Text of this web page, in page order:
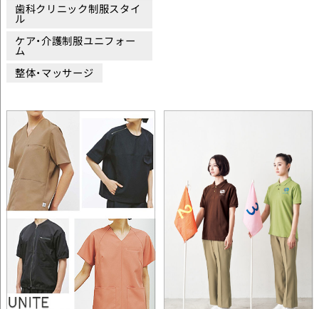
歯科クリニック制服スタイ
ル
ケア・介護制服ユニフォー
ム
整体・マッサージ